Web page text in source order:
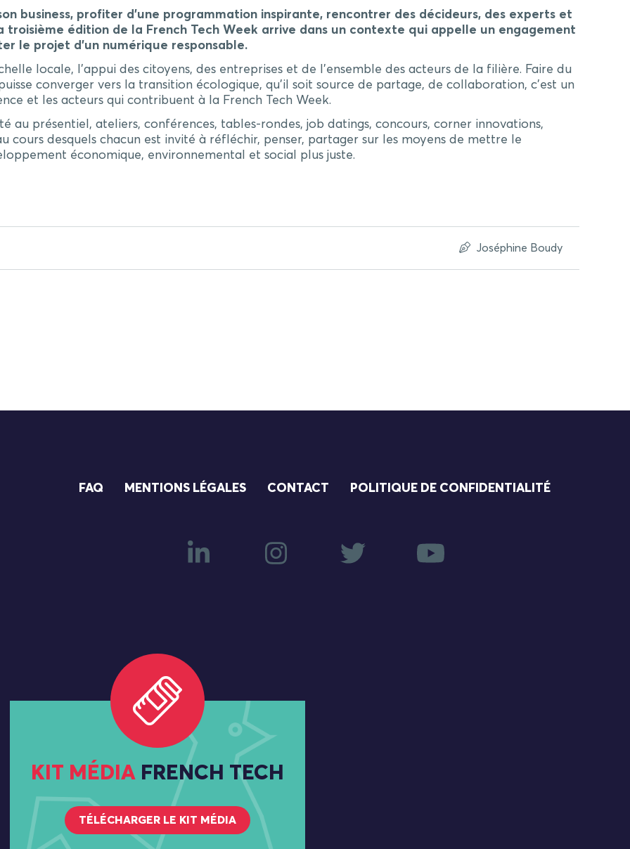
business, profiter d’une programmation inspirante, rencontrer des décideurs, des experts et
troisième édition de
la French Tech Week arrive dans un contexte qui appelle un engagement
le projet d’un numérique responsable.
locale, l’appui des citoyens, des entreprises et de l’ensemble des acteurs de la filière. Faire du
converger vers la transition écologique, qu’il soit source de partage, de collaboration, c’est un
et les acteurs qui contribuent à la French Tech Week.
au présentiel, ateliers, conférences, tables-rondes, job datings, concours, corner innovations,
cours desquels chacun est invité à réfléchir, penser, partager sur les moyens de mettre le
économique, environnemental et social plus juste.
Joséphine Boudy
FAQ MENTIONS LÉGALES CONTACT POLITIQUE DE CONFIDENTIALITÉ
KIT MÉDIA FRENCH TECH
TÉLÉCHARGER LE KIT MÉDIA